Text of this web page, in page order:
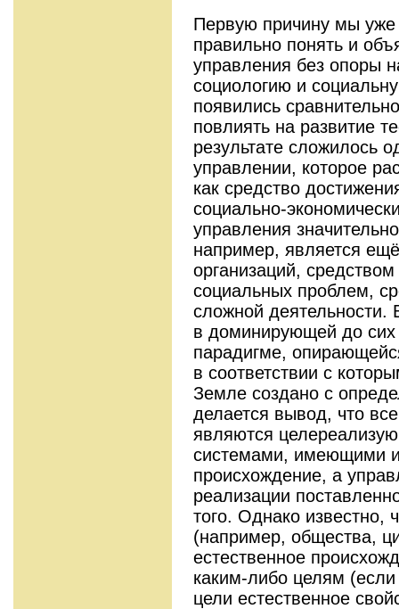
Первую причину мы уже
правильно понять и
управления без опоры
социологию и
появились
повлиять на развитие
результате сложилось
управлении, которое
как средство
социально-
управления
например, является
организаций,
социальных проблем,
сложной деятельности.
в доминирующей до сих
парадигме,
в соответствии с
Земле создано с
делается вывод, что
являются
системами, имеющими
происхождение, а
реализации
того. Однако известно,
(например, общества,
естественное
каким-либо целям (если
цели естественное